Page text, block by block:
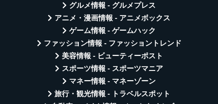
グルメ情報 - グルメプレス
アニメ・漫画情報 - アニメボックス
ゲーム情報 - ゲームハック
ファッション情報 - ファッショントレンド
美容情報 - ビューティーポスト
スポーツ情報 - スポーツマニア
マネー情報 - マネーゾーン
旅行・観光情報 - トラベルスポット